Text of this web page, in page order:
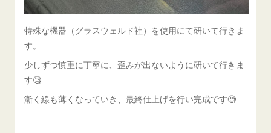
特殊な機器（グラスウェルド社）を使用にて研いて行きま
す。
少しずつ慎重に丁寧に、歪みが出ないように研いて行きま
す🧐
漸く線も薄くなっていき、最終仕上げを行い完成です🧐